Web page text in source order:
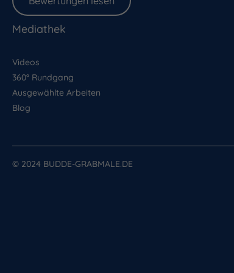
Mediathek
Videos
360° Rundgang
Ausgewählte Arbeiten
Blog
© 2024 BUDDE-GRABMALE.DE